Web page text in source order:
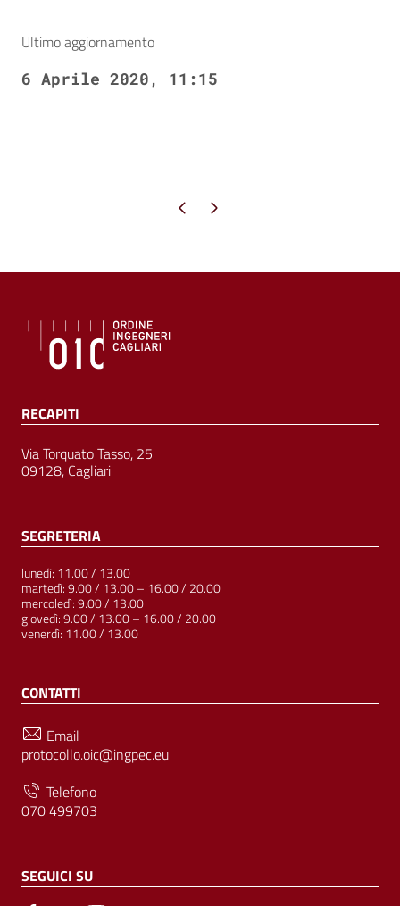
Ultimo aggiornamento
6 Aprile 2020, 11:15
Pagina precedente
Pagina successiva
RECAPITI
Via Torquato Tasso, 25
09128, Cagliari
SEGRETERIA
lunedì: 11.00 / 13.00
martedì: 9.00 / 13.00 – 16.00 / 20.00
mercoledì: 9.00 / 13.00
giovedì: 9.00 / 13.00 – 16.00 / 20.00
venerdì: 11.00 / 13.00
CONTATTI
Email
protocollo.oic@ingpec.eu
Telefono
070 499703
SEGUICI SU